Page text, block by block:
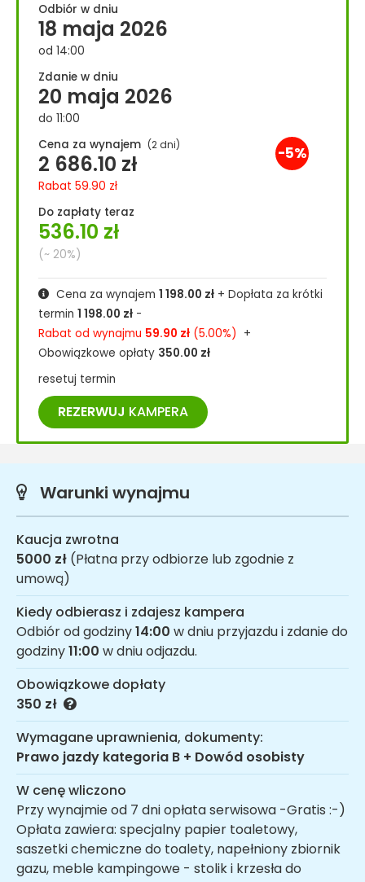
Odbiór w dniu
18 maja 2026
od 14:00
Zdanie w dniu
20 maja 2026
do 11:00
Cena za wynajem (2 dni)
2 686.10 zł
Rabat 59.90 zł
-5%
Do zapłaty teraz
536.10 zł
(~ 20%)
Cena za wynajem 1 198.00 zł + Dopłata za krótki
termin 1 198.00 zł -
Rabat od wynajmu 59.90 zł (5.00%) +
Obowiązkowe opłaty 350.00 zł
resetuj termin
REZERWUJ KAMPERA
Warunki wynajmu
Kaucja zwrotna
5000 zł (Płatna przy odbiorze lub zgodnie z
umową)
Kiedy odbierasz i zdajesz kampera
Odbiór od godziny14:00 w dniu przyjazdu i zdanie do
godziny11:00 w dniu odjazdu.
Obowiązkowe dopłaty
350 zł
Wymagane uprawnienia, dokumenty:
Prawo jazdy kategoria B + Dowód osobisty
W cenę wliczono
Przy wynajmie od 7 dni opłata serwisowa -Gratis :-)
Opłata zawiera: specjalny papier toaletowy,
saszetki chemiczne do toalety, napełniony zbiornik
gazu, meble kampingowe - stolik i krzesła do